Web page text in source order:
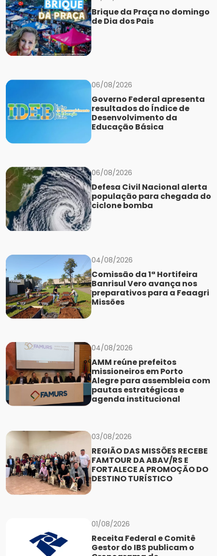
Brique da Praça no domingo
de Dia dos Pais
06/08/2026
Governo Federal apresenta
resultados do Índice de
Desenvolvimento da
Educação Básica
06/08/2026
Defesa Civil Nacional alerta
população para chegada do
ciclone bomba
04/08/2026
Comissão da 1ª Hortifeira
Banrisul Vero avança nos
preparativos para a Feaagri
Missões
04/08/2026
AMM reúne prefeitos
missioneiros em Porto
Alegre para assembleia com
pautas estratégicas e
agenda institucional
03/08/2026
REGIÃO DAS MISSÕES RECEBE
FAMTOUR DA ABAV/RS E
FORTALECE A PROMOÇÃO DO
DESTINO TURÍSTICO
01/08/2026
Receita Federal e Comitê
Gestor do IBS publicam o